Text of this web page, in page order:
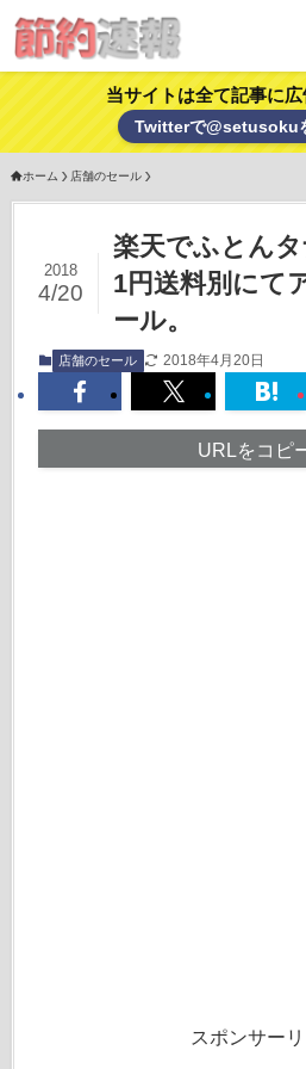
当サイトは全て記事に広
Twitterで@setusoku
ホーム 店舗のセール
楽天でふとん
1円送料別にて
ール。
2018
4/20
店舗のセール 2018年4月20日
URLをコピ
スポンサー